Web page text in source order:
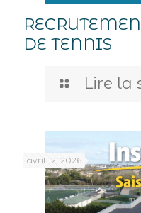
DE TENNIS
Lire la
avril 12, 2026